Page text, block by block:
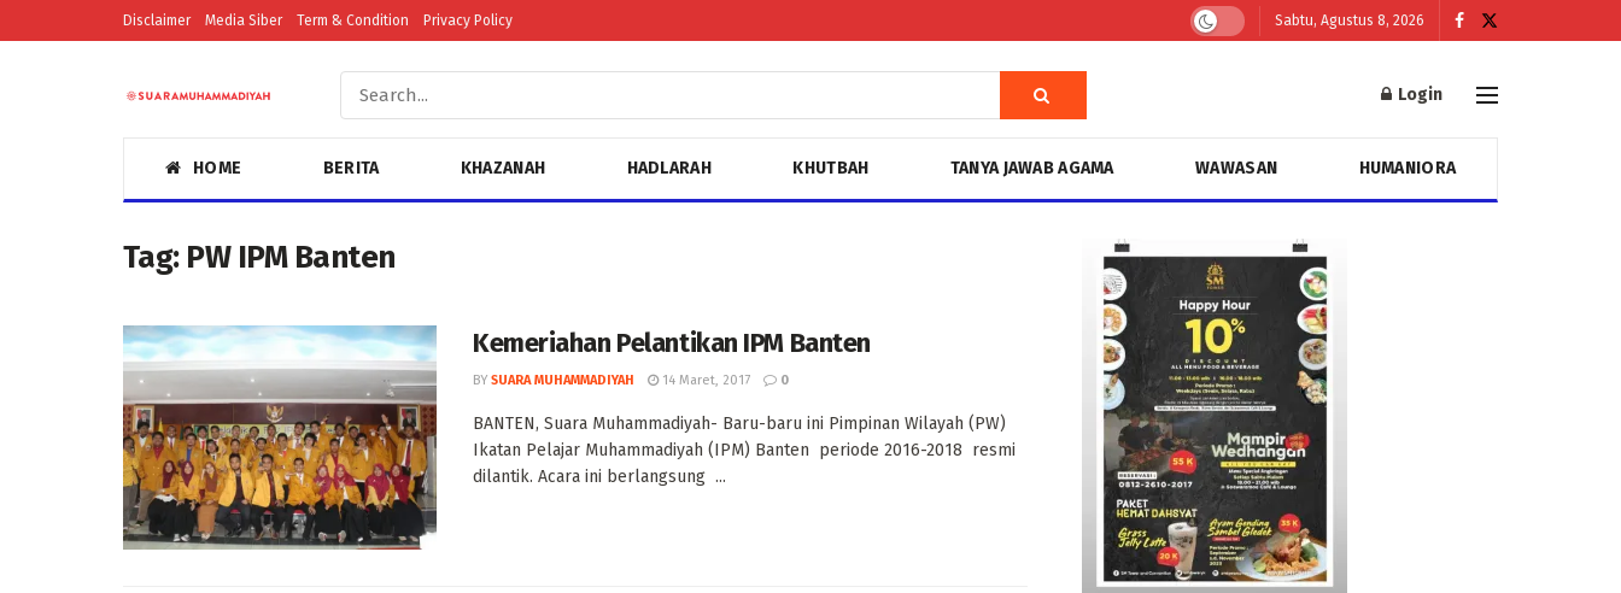
Disclaimer Media Siber Term & Condition Privacy Policy Sabtu, Agustus 8, 2026
Login
HOME BERITA KHAZANAH HADLARAH KHUTBAH TANYA JAWAB AGAMA WAWASAN HUMANIORA
Tag: PW IPM Banten
Kemeriahan Pelantikan IPM Banten
BY SUARA MUHAMMADIYAH 14 Maret, 2017 0
BANTEN, Suara Muhammadiyah- Baru-baru ini Pimpinan Wilayah (PW)
Ikatan Pelajar Muhammadiyah (IPM) Banten periode 2016-2018 resmi
dilantik. Acara ini berlangsung ...